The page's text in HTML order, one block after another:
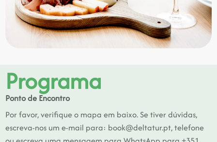
Programa
Ponto de Encontro
Por favor, verifique o mapa em baixo. Se tiver dúvidas,
escreva-nos um e-mail para: book@deltatur.pt, telefone